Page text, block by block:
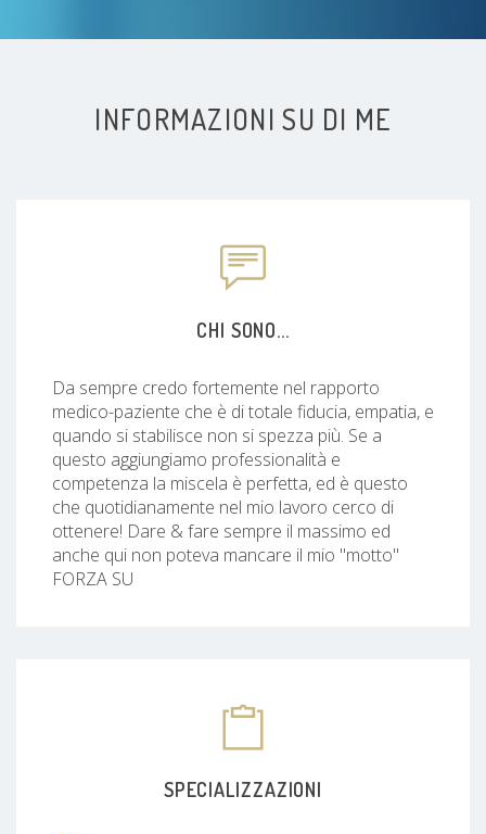
INFORMAZIONI SU DI ME
CHI SONO...
Da sempre credo fortemente nel rapporto
medico-paziente che è di totale fiducia, empatia, e
quando si stabilisce non si spezza più. Se a
questo aggiungiamo professionalità e
competenza la miscela è perfetta, ed è questo
che quotidianamente nel mio lavoro cerco di
ottenere! Dare & fare sempre il massimo ed
anche qui non poteva mancare il mio "motto"
FORZA SU
SPECIALIZZAZIONI